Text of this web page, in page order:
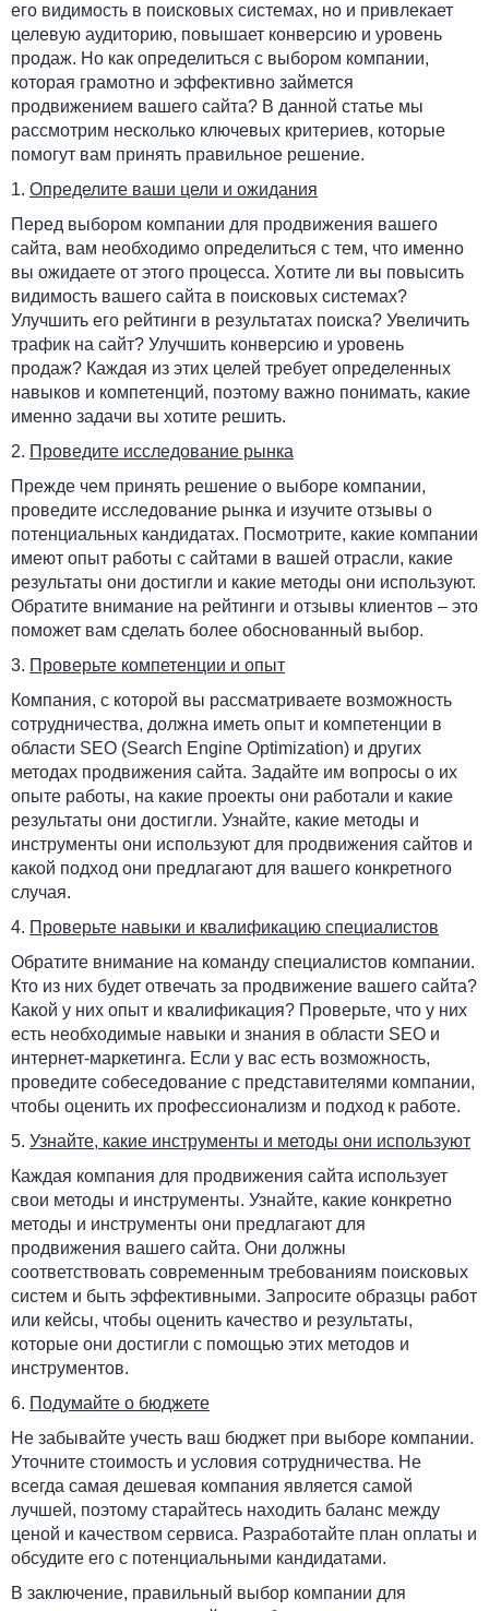
его видимость в поисковых системах, но и привлекает
целевую аудиторию, повышает конверсию и уровень
продаж. Но как определиться с выбором компании,
которая грамотно и эффективно займется
продвижением вашего сайта? В данной статье мы
рассмотрим несколько ключевых критериев, которые
помогут вам принять правильное решение.
1. Определите ваши цели и ожидания
Перед выбором компании для продвижения вашего
сайта, вам необходимо определиться с тем, что именно
вы ожидаете от этого процесса. Хотите ли вы повысить
видимость вашего сайта в поисковых системах?
Улучшить его рейтинги в результатах поиска? Увеличить
трафик на сайт? Улучшить конверсию и уровень
продаж? Каждая из этих целей требует определенных
навыков и компетенций, поэтому важно понимать, какие
именно задачи вы хотите решить.
2. Проведите исследование рынка
Прежде чем принять решение о выборе компании,
проведите исследование рынка и изучите отзывы о
потенциальных кандидатах. Посмотрите, какие компании
имеют опыт работы с сайтами в вашей отрасли, какие
результаты они достигли и какие методы они используют.
Обратите внимание на рейтинги и отзывы клиентов – это
поможет вам сделать более обоснованный выбор.
3. Проверьте компетенции и опыт
Компания, с которой вы рассматриваете возможность
сотрудничества, должна иметь опыт и компетенции в
области SEO (Search Engine Optimization) и других
методах продвижения сайта. Задайте им вопросы о их
опыте работы, на какие проекты они работали и какие
результаты они достигли. Узнайте, какие методы и
инструменты они используют для продвижения сайтов и
какой подход они предлагают для вашего конкретного
случая.
4. Проверьте навыки и квалификацию специалистов
Обратите внимание на команду специалистов компании.
Кто из них будет отвечать за продвижение вашего сайта?
Какой у них опыт и квалификация? Проверьте, что у них
есть необходимые навыки и знания в области SEO и
интернет-маркетинга. Если у вас есть возможность,
проведите собеседование с представителями компании,
чтобы оценить их профессионализм и подход к работе.
5. Узнайте, какие инструменты и методы они используют
Каждая компания для продвижения сайта использует
свои методы и инструменты. Узнайте, какие конкретно
методы и инструменты они предлагают для
продвижения вашего сайта. Они должны
соответствовать современным требованиям поисковых
систем и быть эффективными. Запросите образцы работ
или кейсы, чтобы оценить качество и результаты,
которые они достигли с помощью этих методов и
инструментов.
6. Подумайте о бюджете
Не забывайте учесть ваш бюджет при выборе компании.
Уточните стоимость и условия сотрудничества. Не
всегда самая дешевая компания является самой
лучшей, поэтому старайтесь находить баланс между
ценой и качеством сервиса. Разработайте план оплаты и
обсудите его с потенциальными кандидатами.
В заключение, правильный выбор компании для